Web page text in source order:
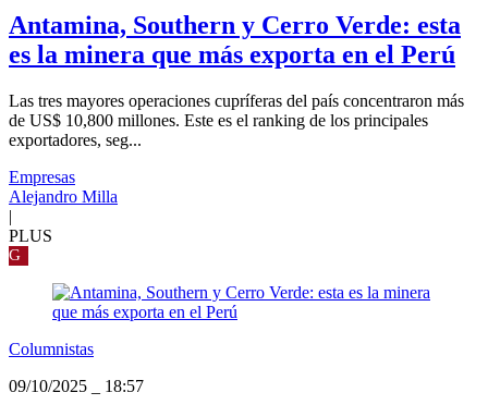
Antamina, Southern y Cerro Verde: esta
es la minera que más exporta en el Perú
Las tres mayores operaciones cupríferas del país concentraron más
de US$ 10,800 millones. Este es el ranking de los principales
exportadores, seg...
Empresas
Alejandro Milla
|
PLUS
G
Columnistas
09/10/2025
18:57